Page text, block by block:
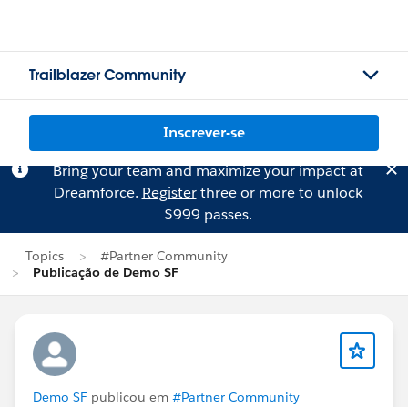
Trailblazer Community
Inscrever-se
Bring your team and maximize your impact at
Dreamforce. Registerthree or more to unlock
$999 passes.
Topics
#Partner Community
Publicação de Demo SF
Demo SF publicou em #Partner Community